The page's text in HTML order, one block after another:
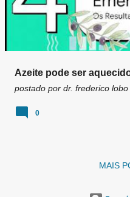
Azeite pode ser
postado por dr. frederico lobo
0
MAIS